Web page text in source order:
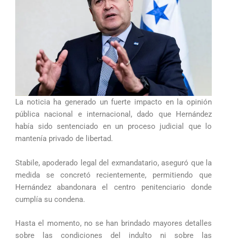
La noticia ha generado un fuerte impacto en la opinión
pública nacional e internacional, dado que Hernández
había sido sentenciado en un proceso judicial que lo
mantenía privado de libertad.
Stabile, apoderado legal del exmandatario, aseguró que la
medida se concretó recientemente, permitiendo que
Hernández abandonara el centro penitenciario donde
cumplía su condena.
Hasta el momento, no se han brindado mayores detalles
sobre las condiciones del indulto ni sobre las